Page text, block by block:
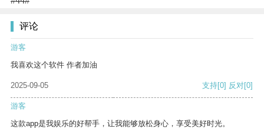
评论
游客
我喜欢这个软件 作者加油
2025-09-05 支持[0] 反对[0]
游客
这款app是我娱乐的好帮手，让我能够放松身心，享受美好时光。